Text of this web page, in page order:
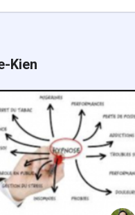
Kien